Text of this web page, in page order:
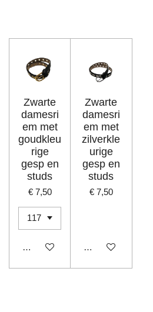
Zwarte
damesri
em met
goudkleu
rige
gesp en
studs
€ 7,50
In winkelwagen
Zwarte
damesri
em met
zilverkle
urige
gesp en
studs
€ 7,50
In winkelwagen